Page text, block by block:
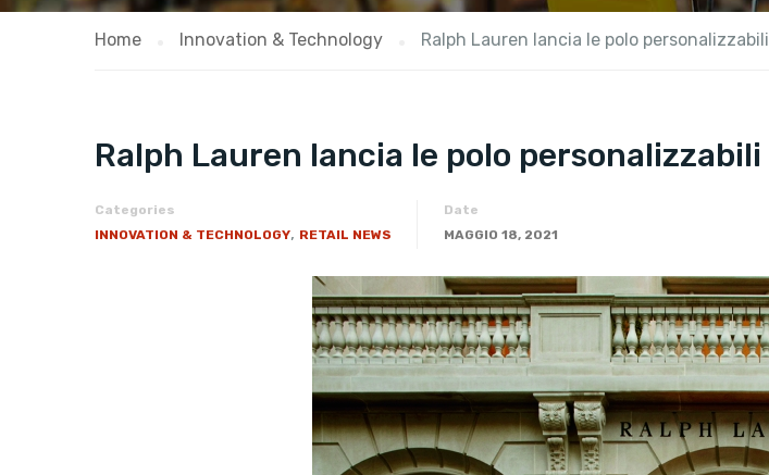
Home Innovation & Technology Ralph Lauren lancia le polo personalizzabili
Ralph Lauren lancia le polo personalizzabili
Categories
INNOVATION & TECHNOLOGY, RETAIL NEWS
Date
MAGGIO 18, 2021